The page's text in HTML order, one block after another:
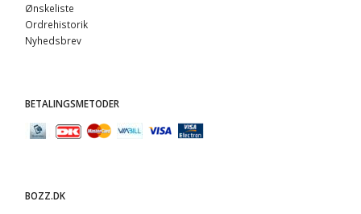
Ønskeliste
Ordrehistorik
Nyhedsbrev
BETALINGSMETODER
BOZZ.DK